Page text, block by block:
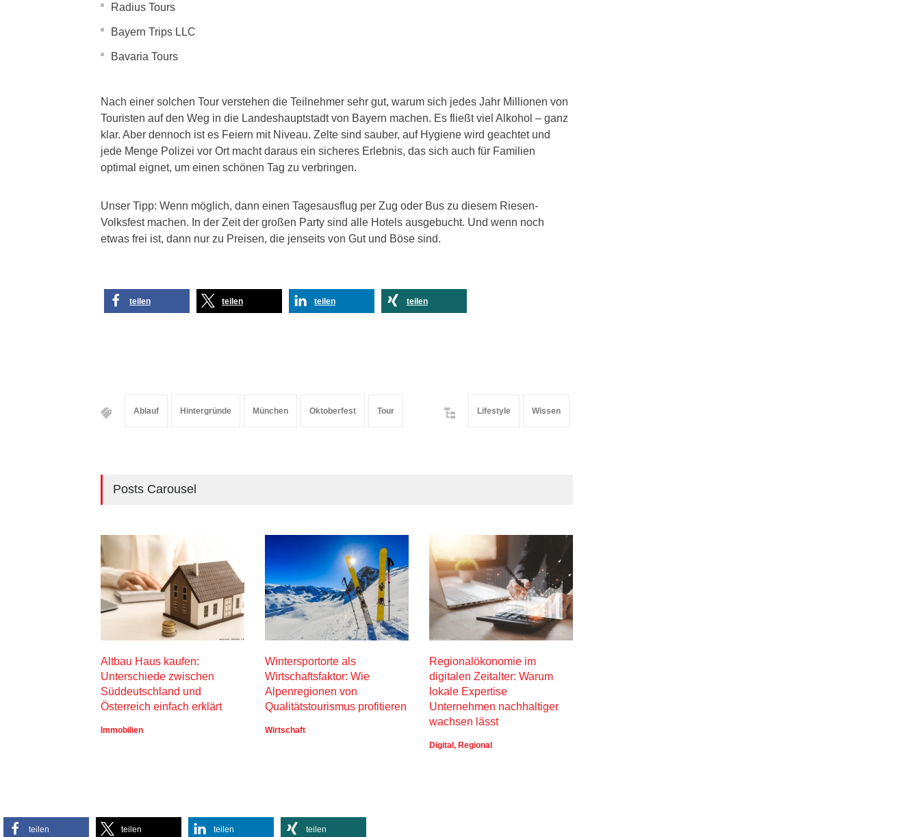
Radius Tours
Bayern Trips LLC
Bavaria Tours
Nach einer solchen Tour verstehen die Teilnehmer sehr gut, warum sich jedes Jahr Millionen von
Touristen auf den Weg in die Landeshauptstadt von Bayern machen. Es fließt viel Alkohol – ganz
klar. Aber dennoch ist es Feiern mit Niveau. Zelte sind sauber, auf Hygiene wird geachtet und
jede Menge Polizei vor Ort macht daraus ein sicheres Erlebnis, das sich auch für Familien
optimal eignet, um einen schönen Tag zu verbringen.
Unser Tipp: Wenn möglich, dann einen Tagesausflug per Zug oder Bus zu diesem Riesen-
Volksfest machen. In der Zeit der großen Party sind alle Hotels ausgebucht. Und wenn noch
etwas frei ist, dann nur zu Preisen, die jenseits von Gut und Böse sind.
teilen teilen teilen teilen
Ablauf Hintergründe München Oktoberfest Tour Lifestyle Wissen
Posts Carousel
Altbau Haus kaufen:
Unterschiede zwischen
Süddeutschland und
Österreich einfach erklärt
Immobilien
Wintersportorte als
Wirtschaftsfaktor: Wie
Alpenregionen von
Qualitätstourismus profitieren
Wirtschaft
Regionalökonomie im
digitalen Zeitalter: Warum
lokale Expertise
Unternehmen nachhaltiger
wachsen lässt
Digital , Regional
teilen teilen teilen teilen